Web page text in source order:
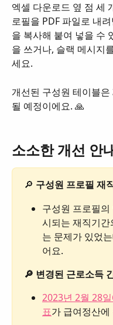
엑셀 다운로드 옆 점 세
로필을 PDF 파일로 내
을 복사해 붙여 넣을 수
을 쓰거나, 슬랙 메시지
세요.
개선된 구성원 테이블은
될 예정이에요. 🙏
소소한 개선 안
🔎 구성원 프로필 재
구성원 프로필
시되는 재직기
는 문제가 있었
어요.
🔎 변경된 근로소득
2023년 2월 28
표가 급여정산